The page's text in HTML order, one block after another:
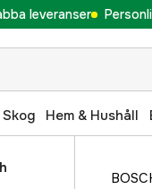
leveranser
Skog Hem & Hushåll